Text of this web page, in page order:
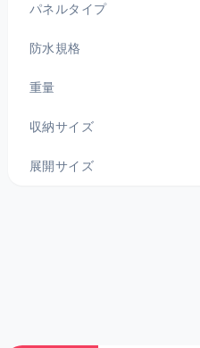
パネルタイプ
防水規格
重量
収納サイズ
展開サイズ